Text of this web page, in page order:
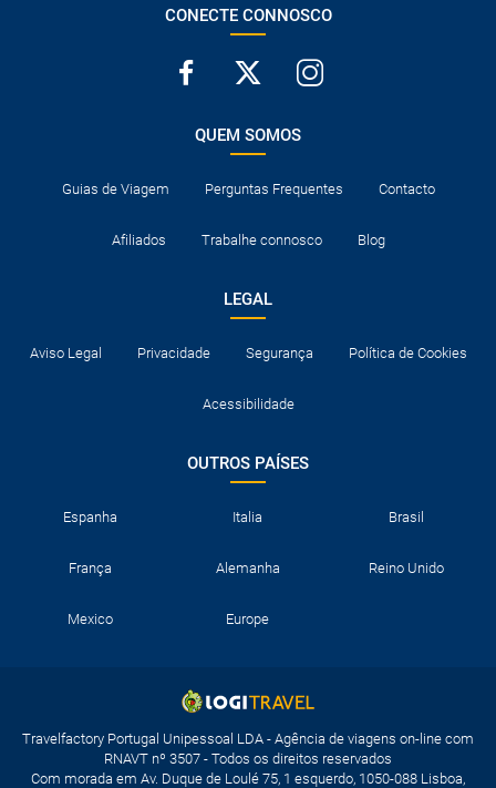
Por que me aparece o preço de uma criança igual
CONECTE CONNOSCO
QUEM SOMOS
Guias de Viagem Perguntas Frequentes Contacto
Afiliados Trabalhe connosco Blog
LEGAL
Aviso Legal Privacidade Segurança Política de Cookies
Acessibilidade
OUTROS PAÍSES
Espanha Italia Brasil
França Alemanha Reino Unido
Mexico Europe
Travelfactory Portugal Unipessoal LDA - Agência de viagens on-line com
RNAVT nº 3507 - Todos os direitos reservados
Com morada em Av. Duque de Loulé 75, 1 esquerdo, 1050-088 Lisboa,